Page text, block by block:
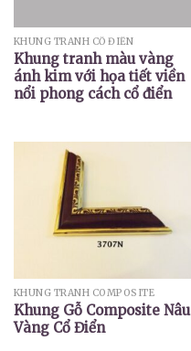
KHUNG TRANH CỔ ĐIỂN
Khung tranh màu vàng
ánh kim với họa tiết viền
nổi phong cách cổ điển
KHUNG TRANH COMPOSITE
Khung Gỗ Composite Nâu
Vàng Cổ Điển